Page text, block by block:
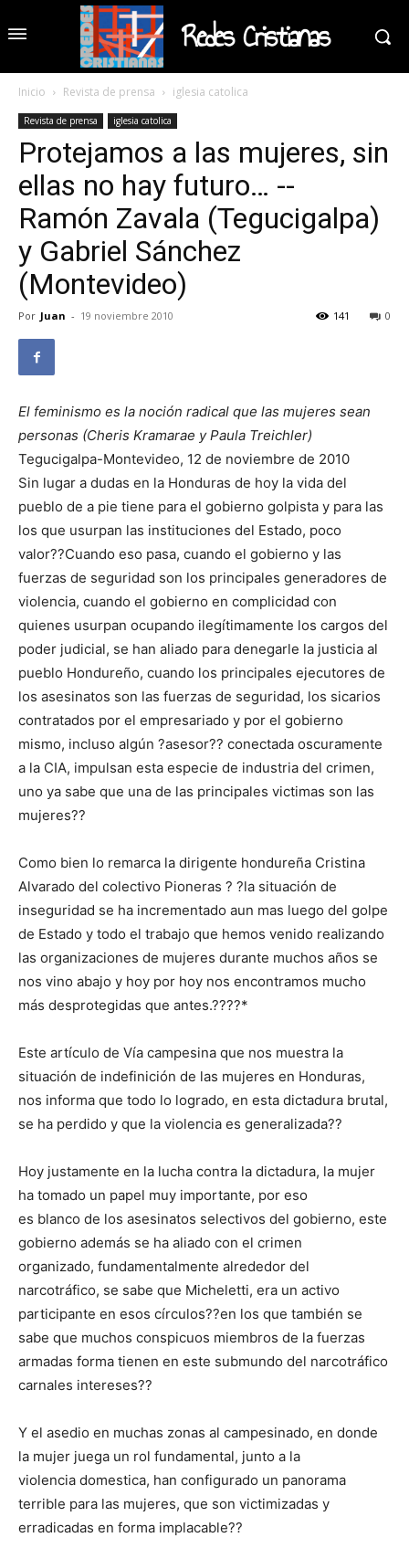
Redes Cristianas
Inicio Revista de prensa iglesia catolica
Revista de prensa iglesia catolica
Protejamos a las mujeres, sin
ellas no hay futuro… --
Ramón Zavala (Tegucigalpa)
y Gabriel Sánchez
(Montevideo)
Por Juan - 19 noviembre 2010 0
141
El feminismo es la noción radical que las mujeres sean
personas (Cheris Kramarae y Paula Treichler)
Tegucigalpa-Montevideo, 12 de noviembre de 2010
Sin lugar a dudas en la Honduras de hoy la vida del
pueblo de a pie tiene para el gobierno golpista y para las
los que usurpan las instituciones del Estado, poco
valor??Cuando eso pasa, cuando el gobierno y las
fuerzas de seguridad son los principales generadores de
violencia, cuando el gobierno en complicidad con
quienes usurpan ocupando ilegítimamente los cargos del
poder judicial, se han aliado para denegarle la justicia al
pueblo Hondureño, cuando los principales ejecutores de
los asesinatos son las fuerzas de seguridad, los sicarios
contratados por el empresariado y por el gobierno
mismo, incluso algún ?asesor?? conectada oscuramente
a la CIA, impulsan esta especie de industria del crimen,
uno ya sabe que una de las principales victimas son las
mujeres??
Como bien lo remarca la dirigente hondureña Cristina
Alvarado del colectivo Pioneras ? ?la situación de
inseguridad se ha incrementado aun mas luego del golpe
de Estado y todo el trabajo que hemos venido realizando
las organizaciones de mujeres durante muchos años se
nos vino abajo y hoy por hoy nos encontramos mucho
más desprotegidas que antes.????*
Este artículo de Vía campesina que nos muestra la
situación de indefinición de las mujeres en Honduras,
nos informa que todo lo logrado, en esta dictadura brutal,
se ha perdido y que la violencia es generalizada??
Hoy justamente en la lucha contra la dictadura, la mujer
ha tomado un papel muy importante, por eso
es blanco de los asesinatos selectivos del gobierno, este
gobierno además se ha aliado con el crimen
organizado, fundamentalmente alrededor del
narcotráfico, se sabe que Micheletti, era un activo
participante en esos círculos??en los que también se
sabe que muchos conspicuos miembros de la fuerzas
armadas forma tienen en este submundo del narcotráfico
carnales intereses??
Y el asedio en muchas zonas al campesinado, en donde
la mujer juega un rol fundamental, junto a la
violencia domestica, han configurado un panorama
terrible para las mujeres, que son victimizadas y
erradicadas en forma implacable??